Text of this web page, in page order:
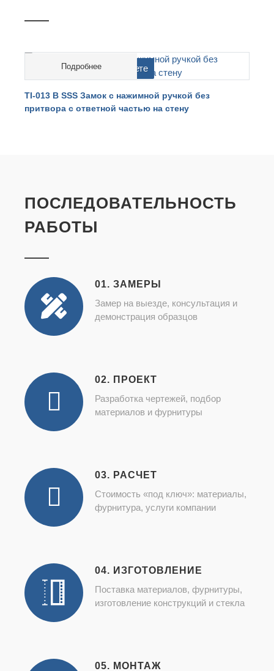
cтоимость на перерасчете
Подробнее
TI-013 B SSS Замок с нажимной ручкой без
притвора с ответной частью на стену
ПОСЛЕДОВАТЕЛЬНОСТЬ
РАБОТЫ
01. ЗАМЕРЫ
Замер на выезде, консультация и
демонстрация образцов
02. ПРОЕКТ
Разработка чертежей, подбор
материалов и фурнитуры
03. РАСЧЕТ
Стоимость «под ключ»: материалы,
фурнитура, услуги компании
04. ИЗГОТОВЛЕНИЕ
Поставка материалов, фурнитуры,
изготовление конструкций и стекла
05. МОНТАЖ